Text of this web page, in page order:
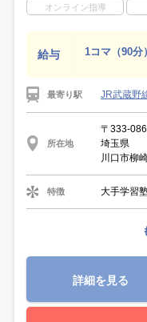
オンライン指導
給与 1コマ（90分
最寄り駅 JR武蔵野
所在地
〒333-
埼玉県
川口市柳
特徴 大手学習
詳細を見る